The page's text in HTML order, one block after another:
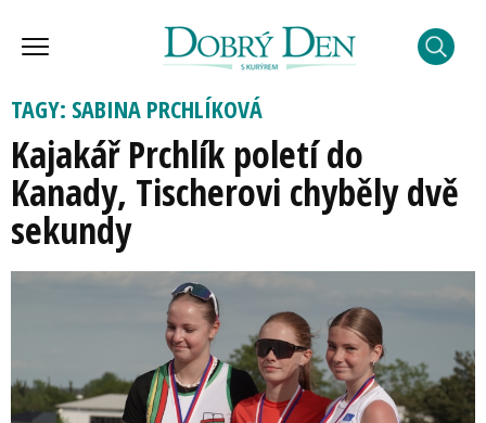
TAGY: SABINA PRCHLÍKOVÁ
Kajakář Prchlík poletí do
Kanady, Tischerovi chyběly dvě
sekundy